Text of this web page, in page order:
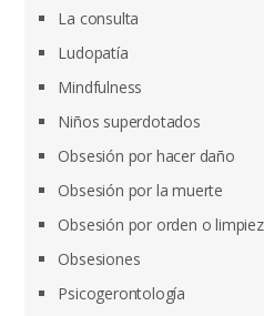
La consulta
Ludopatía
Mindfulness
Niños superdotados
Obsesión por hacer daño
Obsesión por la muerte
Obsesión por orden o
Obsesiones
Psicogerontología